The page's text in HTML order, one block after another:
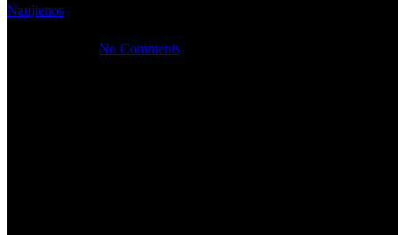
Naujienos
No Comments